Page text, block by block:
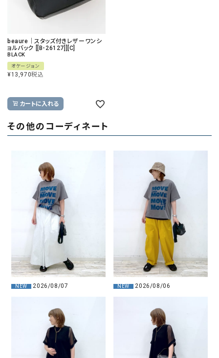
beaure｜スタッズ付きレザーワンシ
ョルバック [[B-26127]][C]
BLACK
オケージョン
¥13,970税込
カートに入れる
その他のコーディネート
NEW 2026/08/07 NEW 2026/08/06